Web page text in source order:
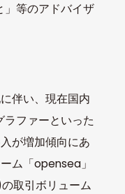
」等のアドバイザ
に伴い、現在国内
ファーといった
が増加傾向にあ
ム「opensea」
取引ボリューム